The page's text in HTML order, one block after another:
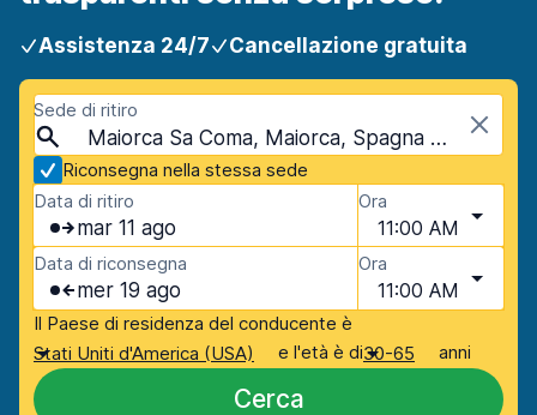
Assistenza 24/7 Cancellazione gratuita
Sede di ritiro
Maiorca Sa Coma, Maiorca, Spagna - Isole Baleari
Riconsegna nella stessa sede
Data di ritiro
mar 11 ago
Ora
11:00 AM
Data di riconsegna
mer 19 ago
Ora
11:00 AM
Il Paese di residenza del conducente è
Stati Uniti d'America (USA)
e l'età è di30-65 anni
Cerca